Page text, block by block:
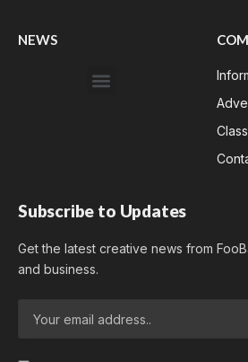
NEWS
Subscribe to Updates
Get the latest creative news from
and business.